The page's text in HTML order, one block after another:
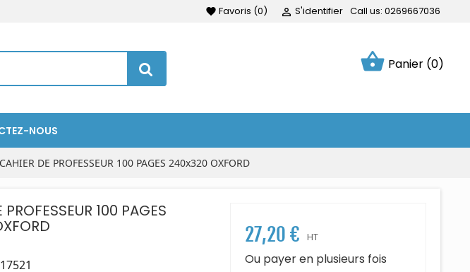
favorite Favoris (0)  S'identifier Call us: 0269667036
shopping_basket Panier (0)
NOUS
CAHIER DE PROFESSEUR 100 PAGES 240x320 OXFORD
100 PAGES
27,20 € HT
Ou payer en plusieurs fois